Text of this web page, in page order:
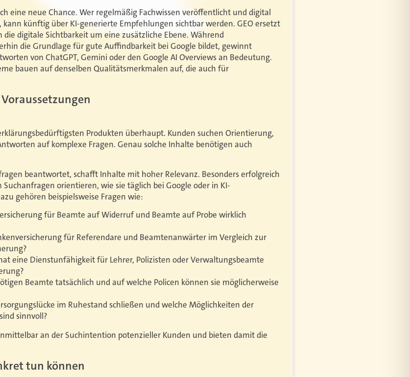
eine neue Chance. Wer regelmäßig Fachwissen veröffentlicht und digital
künftig über KI-generierte Empfehlungen sichtbar werden. GEO ersetzt
digitale Sichtbarkeit um eine zusätzliche Ebene. Während
die Grundlage für gute Auffindbarkeit bei Google bildet, gewinnt
von ChatGPT, Gemini oder den Google AI Overviews an Bedeutung.
bauen auf denselben Qualitätsmerkmalen auf, die auch für
Produkten überhaupt. Kunden suchen Orientierung,
auf komplexe Fragen. Genau solche Inhalte benötigen auch
beantwortet, schafft Inhalte mit hoher Relevanz. Besonders erfolgreich
orientieren, wie sie täglich bei Google oder in KI-
gehören beispielsweise Fragen wie:
für Beamte auf Widerruf und Beamte auf Probe wirklich
für Referendare und Beamtenanwärter im Vergleich zur
eine Dienstunfähigkeit für Lehrer, Polizisten oder Verwaltungsbeamte
Beamte tatsächlich und auf welche Policen können sie möglicherweise
im Ruhestand schließen und welche Möglichkeiten der
sinnvoll?
an der Suchintention potenzieller Kunden und bieten damit die
tun können